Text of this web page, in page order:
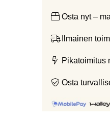
Osta nyt –
Ilmainen
Pikatoimitus
Osta